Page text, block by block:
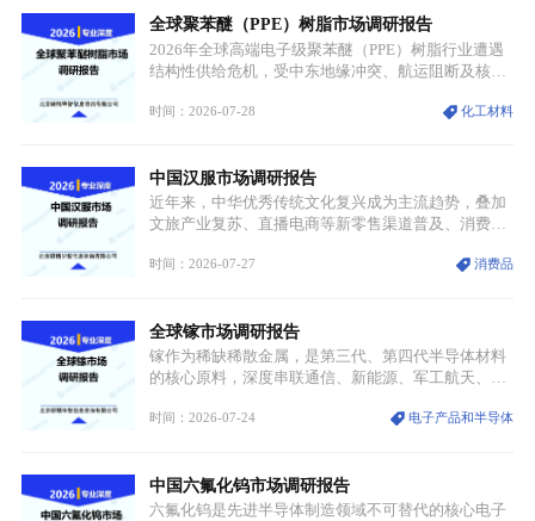
贯穿传统工业、高端制造、军工、新能源等多个核心
产业，成为现代工业体系中不可或缺的基础材料。
全球聚苯醚（PPE）树脂市场调研报告
2026年全球高端电子级聚苯醚（PPE）树脂行业遭遇
结构性供给危机，受中东地缘冲突、航运阻断及核心
停产，行业长期维持寡头垄断的供应链格局彻底瓦
价无市”的供给真空，并沿高频覆铜板、PCB电路板向
AI服务器、5G基站等高端电子终端持续传导，全产业
链生产、成本、交付均承受巨大压力。
时间：2026-07-28 化工材料
中国汉服市场调研报告
近年来，中华优秀传统文化复兴成为主流趋势，叠加
文旅产业复苏、直播电商等新零售渠道普及、消费群
服不再局限于传统节日、古风活动等小众场景，逐步
重要载体。同时，行业标准落地、生产技术升级、原
创设计能力提升，进一步夯实产业发展根基，吸引传
统服饰品牌、文旅企业等跨界入局，市场活力持续释
时间：2026-07-27 消费品
全球镓市场调研报告
镓作为稀缺稀散金属，是第三代、第四代半导体材料
的核心原料，深度串联通信、新能源、军工航天、光
与大国科技博弈的关键战略资源。镓并非传统大宗金
领域渗透”的战略体系，成为全球科技产业运转的刚
需资源。
时间：2026-07-24 电子产品和半导体
中国六氟化钨市场调研报告
六氟化钨是先进半导体制造领域不可替代的核心电子